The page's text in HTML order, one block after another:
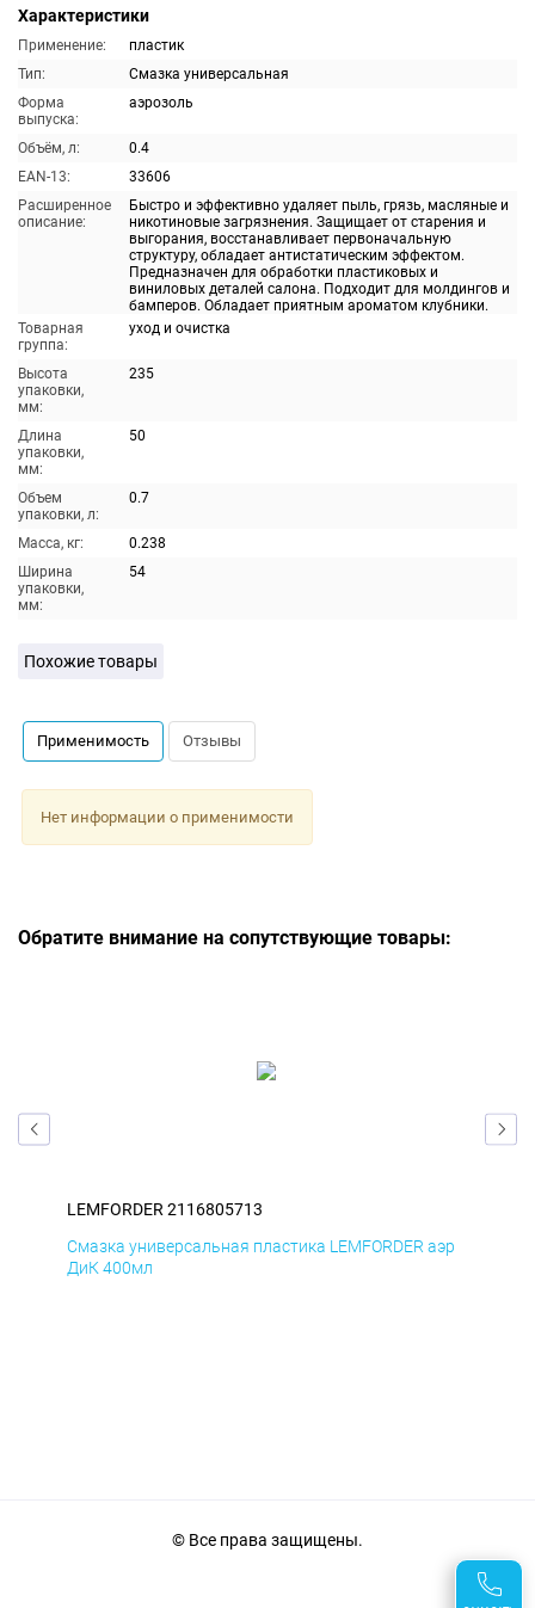
Характеристики
Применение:
пластик
Тип:
Смазка универсальная
Форма
выпуска:
аэрозоль
Объём, л:
0.4
EAN-13:
33606
Расширенное
описание:
Быстро и эффективно удаляет пыль, грязь, масляные и
никотиновые загрязнения. Защищает от старения и
выгорания, восстанавливает первоначальную
структуру, обладает антистатическим эффектом.
Предназначен для обработки пластиковых и
виниловых деталей салона. Подходит для молдингов и
бамперов. Обладает приятным ароматом клубники.
Товарная
группа:
уход и очистка
Высота
упаковки,
мм:
235
Длина
упаковки,
мм:
50
Объем
упаковки, л:
0.7
Масса, кг:
0.238
Ширина
упаковки,
мм:
54
Похожие товары
Применимость Отзывы
Нет информации о применимости
Обратите внимание на сопутствующие товары:
LEMFORDER 2116805713
Смазка универсальная пластика LEMFORDER аэр
ДиК 400мл
© Все права защищены.